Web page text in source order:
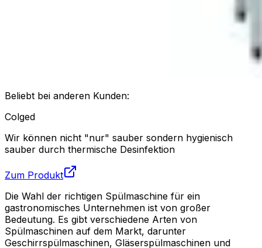
Beliebt bei anderen Kunden:
Colged
Wir können nicht "nur" sauber sondern hygienisch
sauber durch thermische Desinfektion
Zum Produkt
Die Wahl der richtigen Spülmaschine für ein
gastronomisches Unternehmen ist von großer
Bedeutung. Es gibt verschiedene Arten von
Spülmaschinen auf dem Markt, darunter
Geschirrspülmaschinen, Gläserspülmaschinen und